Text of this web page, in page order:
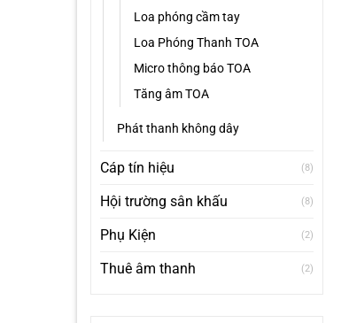
Loa phóng cầm tay
Loa Phóng Thanh TOA
Micro thông báo TOA
Tăng âm TOA
Phát thanh không dây
Cáp tín hiệu (8)
Hội trường sân khấu (8)
Phụ Kiện (2)
Thuê âm thanh (2)